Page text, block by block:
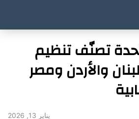
تصنّف تنظيم
والأردن ومصر
يناير 13, 2026